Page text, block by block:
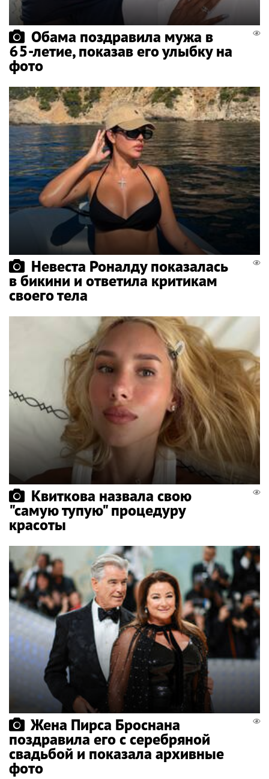
Обама поздравила мужа в
65-летие, показав его улыбку на
фото
Невеста Роналду показалась
в бикини и ответила критикам
своего тела
Квиткова назвала свою
"самую тупую" процедуру
красоты
Жена Пирса Броснана
поздравила его с серебряной
свадьбой и показала архивные
фото